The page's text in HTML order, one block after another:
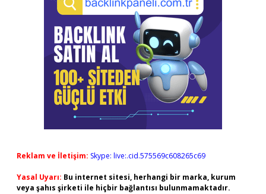
Reklam ve İletişim: Skype: live:.cid.575569c608265c69
Yasal Uyarı: Bu internet sitesi, herhangi bir marka, kurum
veya şahıs şirketi ile hiçbir bağlantısı bulunmamaktadır.